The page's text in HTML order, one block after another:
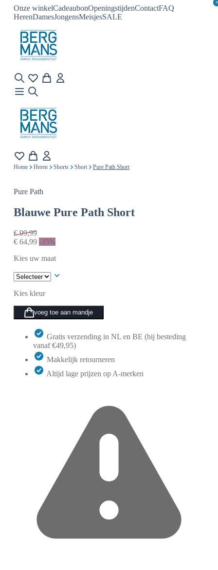
Onze winkelCadeaubonOpeningstijdenContactFAQ
HerenDamesJongensMeisjesSALE
×
×
Home Heren Shorts Short Pure Path Short
Pure Path
Blauwe Pure Path Short
€99,99
€ 64,99 -35%
Kies uw maat
Kies kleur
voeg toe aan mandje
Gratis verzending in NL en BE (bij besteding
vanaf €49,95)
Makkelijk retourneren
Altijd lage prijzen op A-merken